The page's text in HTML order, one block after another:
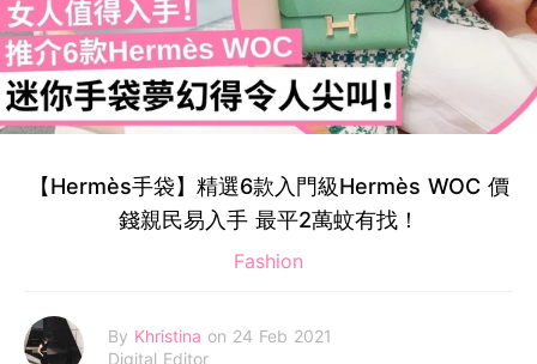
【Hermès手袋】精選6款入門級Hermès WOC 價
錢親民易入手 最平2萬蚊有找！
Fashion
By Khristina on 24 Feb 2021
Digital Editor